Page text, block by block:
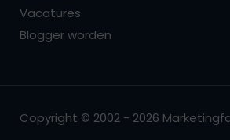
Vacatures
Blogger worden
Copyright © 2002 - 2026